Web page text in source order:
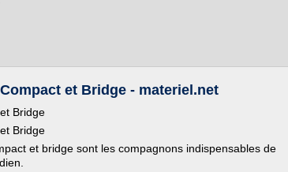
et Bridge - materiel.net
Bridge
Bridge
et bridge sont les compagnons indispensables de